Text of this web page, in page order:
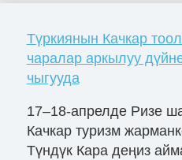
Түркиянын Качкар
чаралар аркылуу
чыгууда
17–18-апрелде Ризе
Качкар туризм
Түндүк Кара деңиз